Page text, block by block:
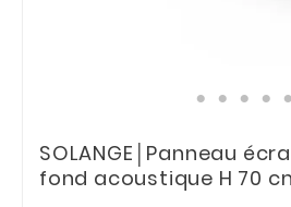
SOLANGE│Panneau
fond acoustique H 70